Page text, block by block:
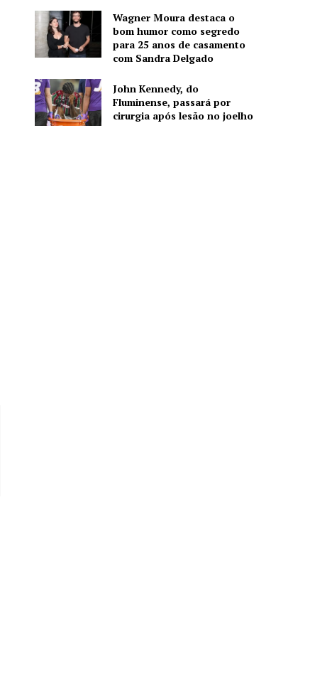
Wagner Moura destaca o
bom humor como segredo
para 25 anos de casamento
com Sandra Delgado
John Kennedy, do
Fluminense, passará por
cirurgia após lesão no joelho